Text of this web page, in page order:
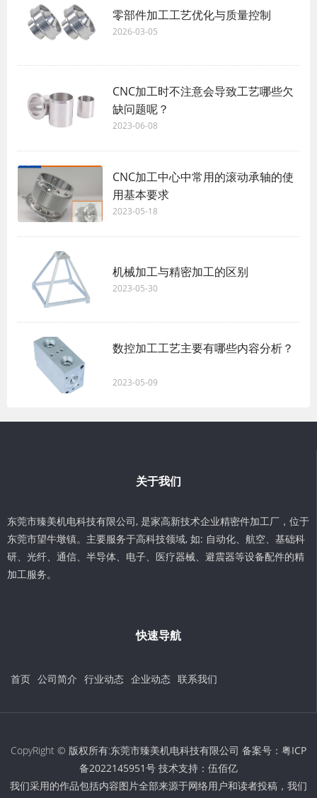
零部件加工工艺优化与质量控制
2026-03-05
CNC加工时不注意会导致工艺哪些欠
缺问题呢？
2023-06-08
CNC加工中心中常用的滚动承轴的使
用基本要求
2023-05-18
机械加工与精密加工的区别
2023-05-30
数控加工工艺主要有哪些内容分析？
2023-05-09
关于我们
东莞市臻美机电科技有限公司, 是家高新技术企业精密件加工厂，位于
东莞市望牛墩镇。主要服务于高科技领域, 如: 自动化、航空、基础科
研、光纤、通信、半导体、电子、医疗器械、避震器等设备配件的精
加工服务。
快速导航
首页 公司简介 行业动态 企业动态 联系我们
CopyRight © 版权所有:东莞市臻美机电科技有限公司 备案号： 粤ICP
备2022145951号 技术支持： 伍佰亿
我们采用的作品包括内容图片全部来源于网络用户和读者投稿，我们